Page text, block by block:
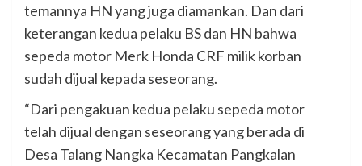
temannya HN yang juga diamankan. Dan dari
keterangan kedua pelaku BS dan HN bahwa
sepeda motor Merk Honda CRF milik korban
sudah dijual kepada seseorang.
“Dari pengakuan kedua pelaku sepeda motor
telah dijual dengan seseorang yang berada di
Desa Talang Nangka Kecamatan Pangkalan